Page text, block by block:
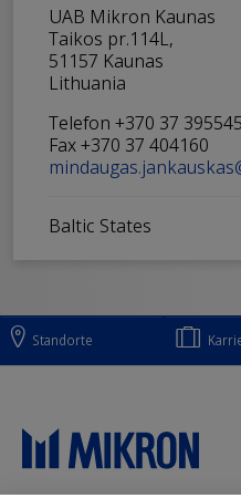
UAB Mikron Kaunas
Taikos pr.114L,
51157 Kaunas
Lithuania
Telefon +370 37 395545
Fax +370 37 404160
Baltic States
Standorte